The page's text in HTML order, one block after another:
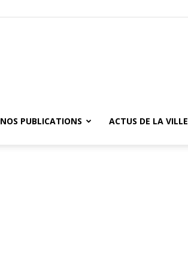
NOS PUBLICATIONS ACTUS DE LA VILLE